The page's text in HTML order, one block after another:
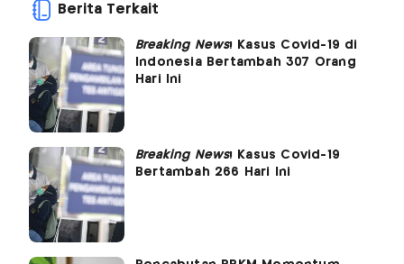
Berita Terkait
Breaking News! Kasus Covid-19 di
Indonesia Bertambah 307 Orang
Hari Ini
Breaking News! Kasus Covid-19
Bertambah 266 Hari Ini